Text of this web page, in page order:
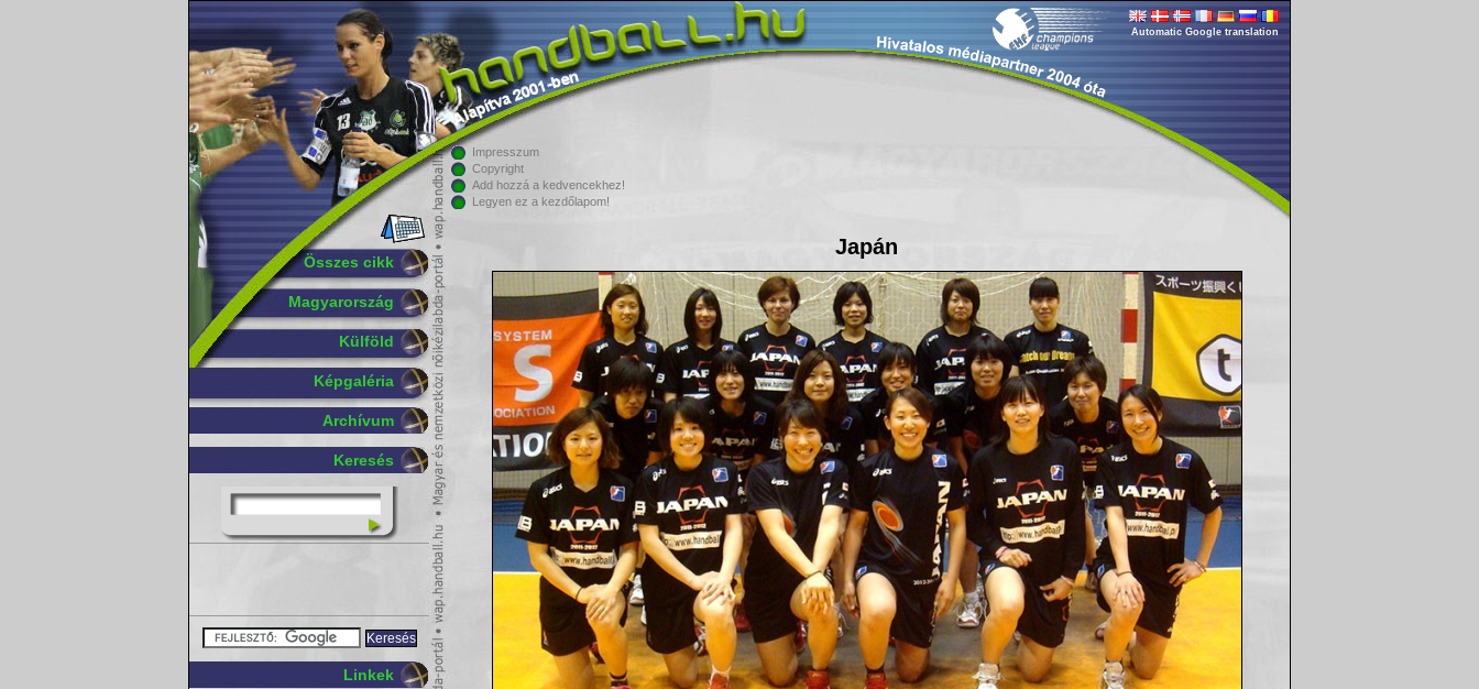
Összes cikk
Magyarország
Külföld
Képgaléria
Archívum
Keresés
Linkek
Automatic Google translation
Impresszum
Copyright
Add hozzá a kedvencekhez!
Legyen ez a kezdőlapom!
Japán